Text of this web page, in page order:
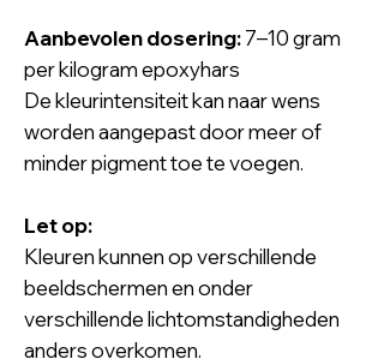
Aanbevolen dosering:7–10 gram
per kilogram epoxyhars
De kleurintensiteit kan naar wens
worden aangepast door meer of
minder pigment toe te voegen.
Let op:
Kleuren kunnen op verschillende
beeldschermen en onder
verschillende lichtomstandigheden
anders overkomen.